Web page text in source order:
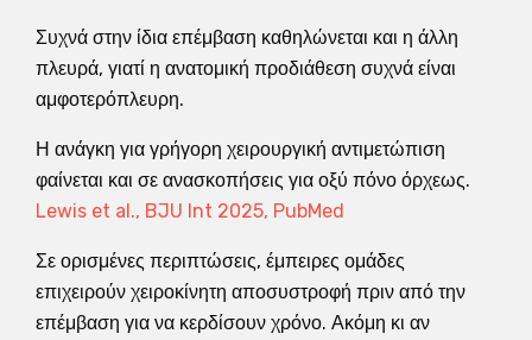
Συχνά στην ίδια επέμβαση καθηλώνεται και η άλλη
πλευρά, γιατί η ανατομική προδιάθεση συχνά είναι
αμφοτερόπλευρη.
Η ανάγκη για γρήγορη χειρουργική αντιμετώπιση
φαίνεται και σε ανασκοπήσεις για οξύ πόνο όρχεως.
Lewis et al., BJU Int 2025, PubMed
Σε ορισμένες περιπτώσεις, έμπειρες ομάδες
επιχειρούν χειροκίνητη αποσυστροφή πριν από την
επέμβαση για να κερδίσουν χρόνο. Ακόμη κι αν